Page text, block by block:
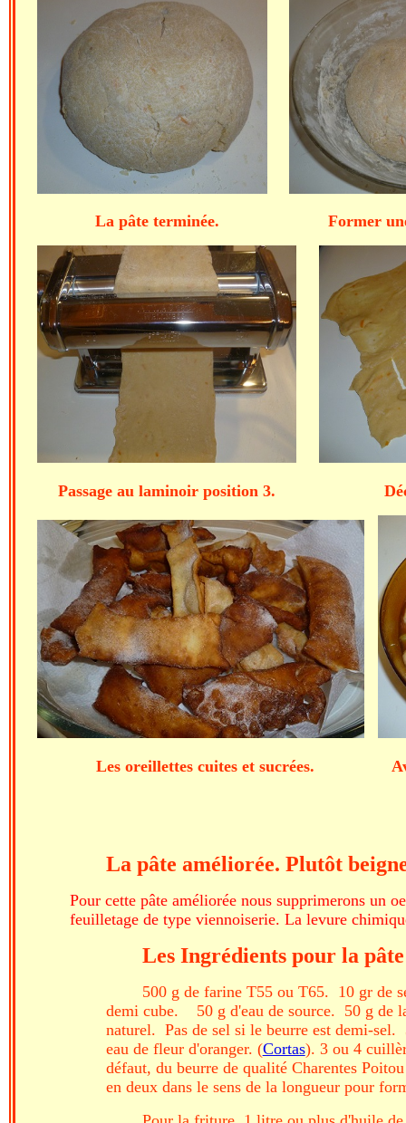
La pâte terminée. Former
Passage au laminoir position 3.
Les oreillettes cuites et sucrées. Avec
La pâte améliorée. Plutôt
Pour cette pâte améliorée nous supprimerons un
feuilletage de type viennoiserie. La levure
Les Ingrédients pour la
500 g de farine T55 ou T65. 10 gr de
demi cube. 50 g d'eau de source. 50 g de
naturel. Pas de sel si le beurre est demi-
eau de fleur d'oranger. (Cortas). 3 ou 4
défaut, du beurre de qualité Charentes
en deux dans le sens de la longueur pour